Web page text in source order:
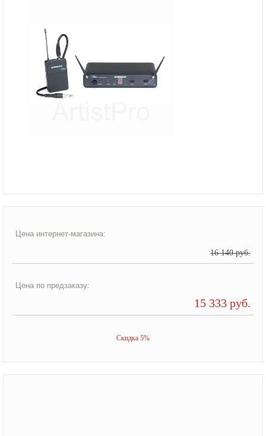
Цена интернет-магазина:
16 140 руб.
Цена по предзаказу:
15 333 руб.
Скидка 5%